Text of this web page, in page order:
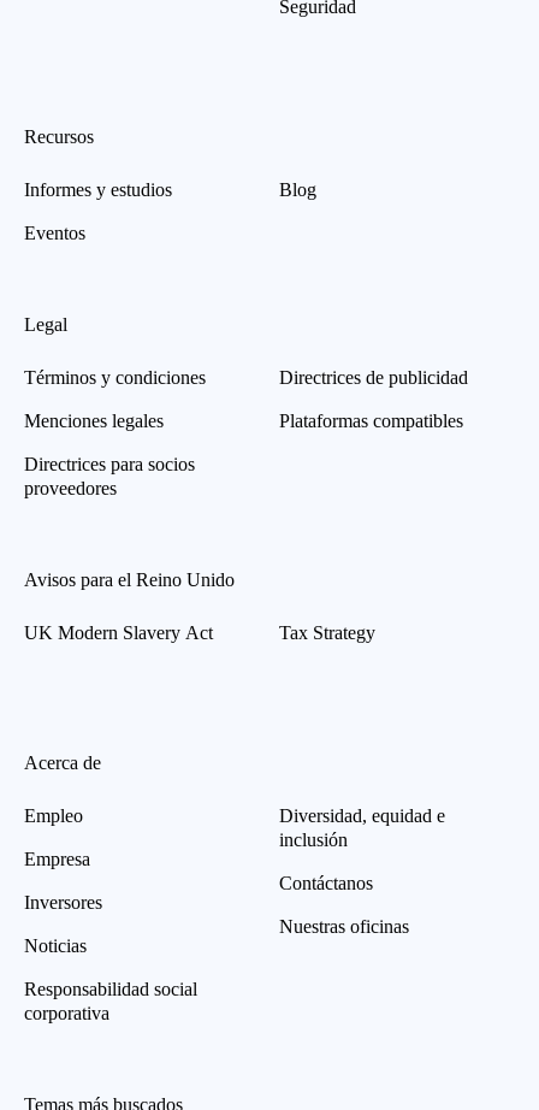
Seguridad
Recursos
Informes y estudios
Eventos
Blog
Legal
Términos y condiciones
Menciones legales
Directrices para socios
proveedores
Directrices de publicidad
Plataformas compatibles
Avisos para el Reino Unido
UK Modern Slavery Act Tax Strategy
Acerca de
Empleo
Empresa
Inversores
Noticias
Responsabilidad social
corporativa
Diversidad, equidad e
inclusión
Contáctanos
Nuestras oficinas
Temas más buscados